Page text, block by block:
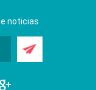
noticias